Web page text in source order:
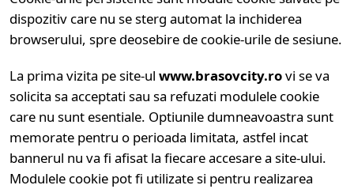
dispozitiv care nu se sterg automat la inchiderea
browserului, spre deosebire de cookie-urile de sesiune.
La prima vizita pe site-ul www.brasovcity.rovi se va
solicita sa acceptati sau sa refuzati modulele cookie
care nu sunt esentiale. Optiunile dumneavoastra sunt
memorate pentru o perioada limitata, astfel incat
bannerul nu va fi afisat la fiecare accesare a site-ului.
Modulele cookie pot fi utilizate si pentru realizarea